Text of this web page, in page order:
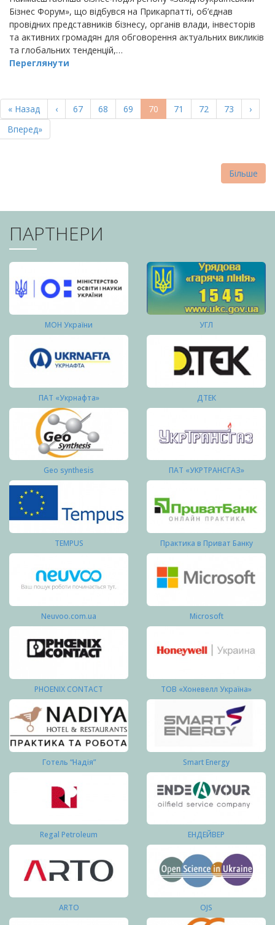
Бізнес Форум», що відбувся на Прикарпатті, об’єднав
провідних представників бізнесу, органів влади, інвесторів
та активних громадян для обговорення актуальних викликів
та глобальних тенденцій,…
Переглянути
НА
СТОРІНКИ
Перша
сторінка
« Назад
Попередня
сторінка
‹ Page
67 Page
68 Page
69
Поточна
сторінка
70 Page
71 Page
72 Page
73
›
Остання
сторінка
Вперед»
Більше
ПАРТНЕРИ
МОН України УГЛ
ПАТ «Укрнафта» ДТЕК
Geo synthesis ПАТ «УКРТРАНСГАЗ»
TEMPUS Практика в Приват Банку
Neuvoo.com.ua Microsoft
PHOENIX CONTACT ТОВ «Хоневелл Україна»
Готель “Надія” Smart Energy
Regal Petroleum ЕНДЕЙВЕР
ARTO OJS